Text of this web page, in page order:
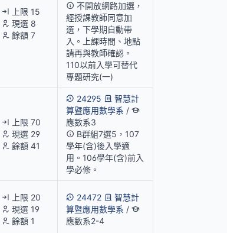
上限 15
現選 8
餘額 7
不開放網路加選，
經授課教師同意加
選，下學期自動帶
入。上課時間、地點
請再與教師確認。
110以前入學可替代
專題研究(一)
上限 70
現選 29
餘額 41
24295
智慧計
算暨應用數學系 /
應數系3
B群組7選5，107
學年(含)後入學適
用。106學年(含)前入
學必修。
上限 20
現選 19
餘額 1
24472
智慧計
算暨應用數學系 /
應數系2-4